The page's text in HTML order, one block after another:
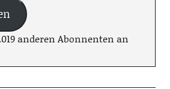
anderen Abonnenten an